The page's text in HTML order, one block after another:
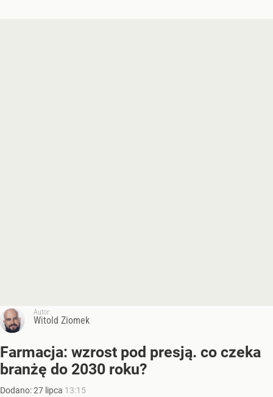
Autor:
Witold Ziomek
Farmacja: wzrost pod presją. co czeka
branżę do 2030 roku?
Dodano:27 lipca 13:15